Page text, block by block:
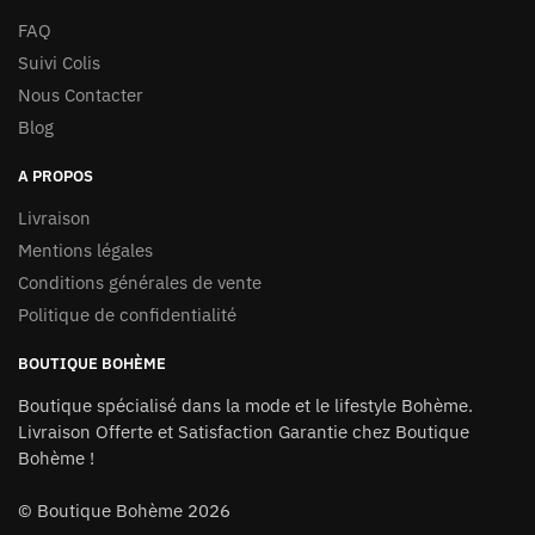
FAQ
Suivi Colis
Nous Contacter
Blog
A PROPOS
Livraison
Mentions légales
Conditions générales de vente
Politique de confidentialité
BOUTIQUE BOHÈME
Boutique spécialisé dans la mode et le lifestyle Bohème.
Livraison Offerte et Satisfaction Garantie chez Boutique
Bohème !
© Boutique Bohème 2026